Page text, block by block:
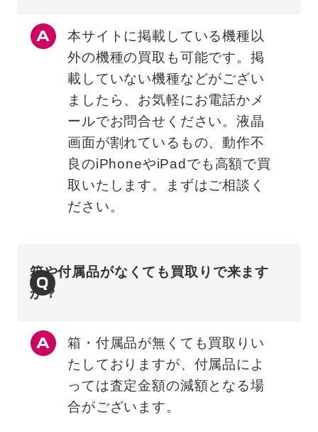
本サイトに掲載している機種以
外の機種の買取も可能です。掲
載していない機種などがござい
ましたら、お気軽にお電話かメ
ールでお問合せください。液晶
画面が割れているもの、動作不
良のiPhoneやiPadでも高額で買
取いたします。まずはご相談く
ださい。
Q
箱や付属品がなくても買取りで来ます
か？
箱・付属品が無くても買取りい
たしておりますが、付属品によ
っては査定金額の減額となる場
合がございます。